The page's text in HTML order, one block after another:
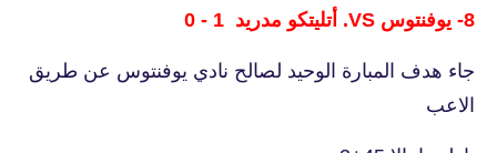
8- يوفنتوس VS. أتليتكو مدريد 1 - 0
جاء هدف المبارة الوحيد لصالح نادي يوفنتوس عن طريق
الاعب